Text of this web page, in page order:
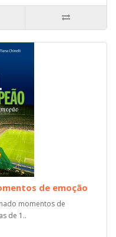
de emoção
momentos de
de 1..